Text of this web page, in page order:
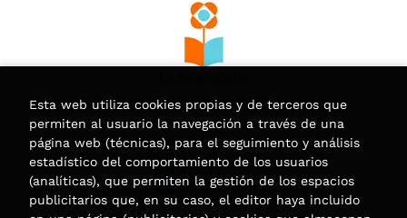
Esta web utiliza cookies propias y de terceros que
permiten al usuario la navegación a través de una
página web (técnicas), para el seguimiento y análisis
estadístico del comportamiento de los usuarios
(analíticas), que permiten la gestión de los espacios
publicitarios que, en su caso, el editor haya incluido